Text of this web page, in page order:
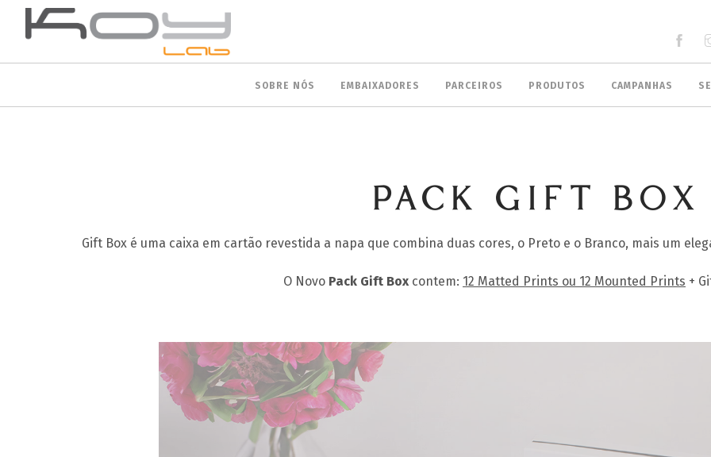
SOBRE NÓS EMBAIXADORES PARCEIROS PRODUTOS CAMPANHAS
PACK GIFT BOX
Gift Box é uma caixa em cartão revestida a napa que combina duas cores, o Preto e o Branco, mais um
O Novo Pack Gift Box contem: 12 Matted Prints ou 12 Mounted Prints +